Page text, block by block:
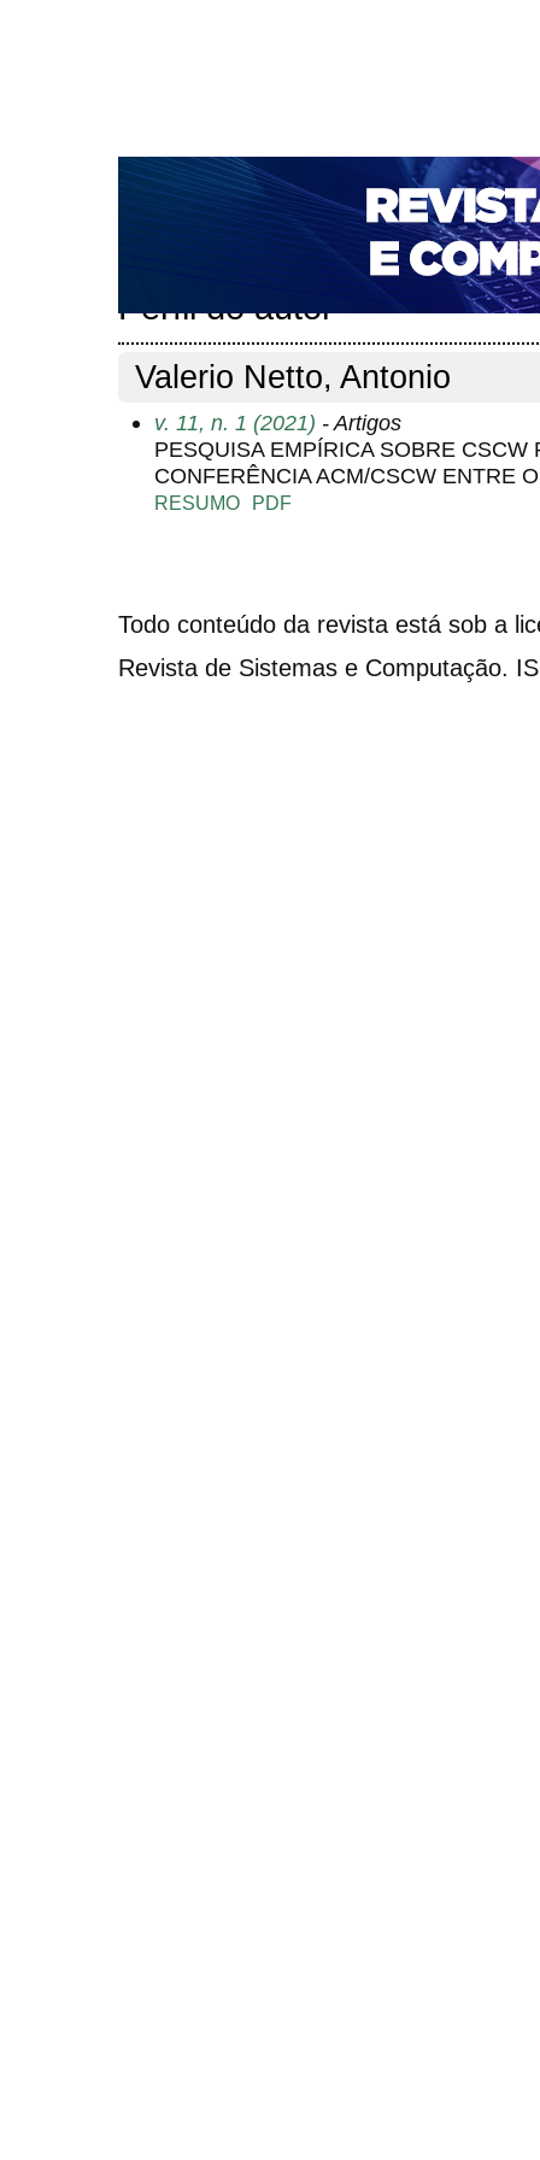
CAPA SOBRE ACESSO CADASTRO
NOTÍCIAS
PORTAL DE REVISTAS DA UNIFACS
PARA AVALIADORES
NOVA SUBMISSÃO
Perfil do autor
Valerio Netto, Antonio
v. 11, n. 1 (2021) - Artigos
PESQUISA EMPÍRICA SOBRE CSCW
CONFERÊNCIA ACM/CSCW ENTRE
RESUMO PDF
Todo conteúdo da revista está sob a
Revista de Sistemas e Computação.